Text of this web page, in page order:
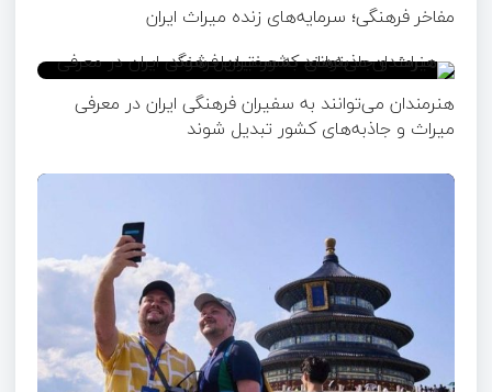
مفاخر فرهنگی؛ سرمایه‌های زنده میراث ایران
هنرمندان می‌توانند به سفیران فرهنگی ایران در معرفی
میراث و جاذبه‌های کشور تبدیل شوند